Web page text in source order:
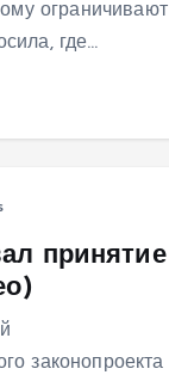
ограничивают
где…
принятие
законопроекта